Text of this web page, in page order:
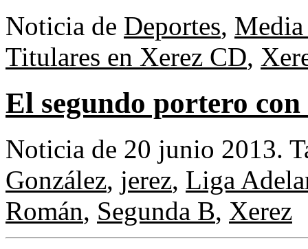
Noticia de Deportes,
Titulares en Xerez CD,
El segundo portero
Noticia de 20 junio 2013.
González, jerez, Liga
Román, Segunda B, Xerez